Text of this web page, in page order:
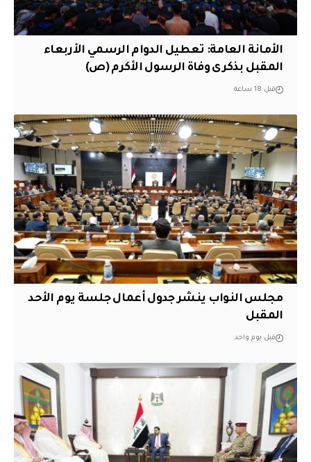
الأمانة العامة: تعطيل الدوام الرسمي الأربعاء
المقبل بذكرى وفاة الرسول الأكرم (ص)
قبل 18 ساعة
مجلس النواب ينشر جدول أعمال جلسة يوم الأحد
المقبل
قبل يوم واحد